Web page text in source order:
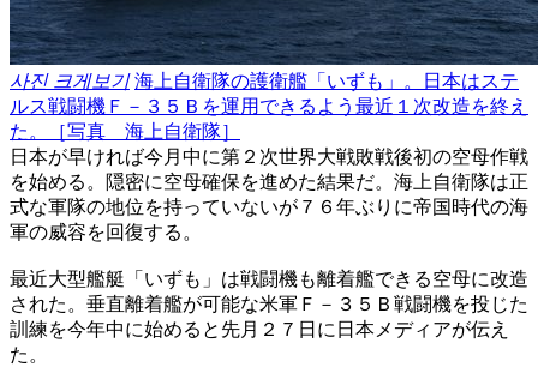
사진 크게보기 海上自衛隊の護衛艦「いずも」。日本はステ
ルス戦闘機Ｆ－３５Ｂを運用できるよう最近１次改造を終え
た。［写真 海上自衛隊］
日本が早ければ今月中に第２次世界大戦敗戦後初の空母作戦
を始める。隠密に空母確保を進めた結果だ。海上自衛隊は正
式な軍隊の地位を持っていないが７６年ぶりに帝国時代の海
軍の威容を回復する。
最近大型艦艇「いずも」は戦闘機も離着艦できる空母に改造
された。垂直離着艦が可能な米軍Ｆ－３５Ｂ戦闘機を投じた
訓練を今年中に始めると先月２７日に日本メディアが伝え
た。